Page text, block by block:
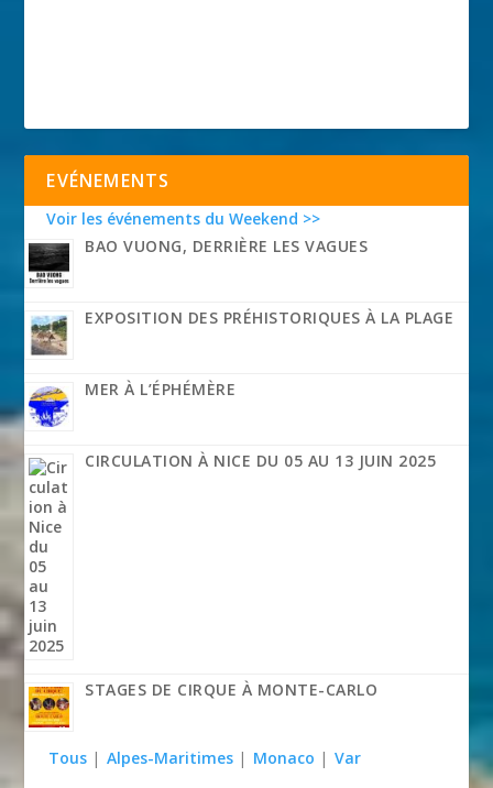
EVÉNEMENTS
Voir les événements du Weekend >>
BAO VUONG, DERRIÈRE LES VAGUES
EXPOSITION DES PRÉHISTORIQUES À LA PLAGE
MER À L’ÉPHÉMÈRE
CIRCULATION À NICE DU 05 AU 13 JUIN 2025
STAGES DE CIRQUE À MONTE-CARLO
Tous | Alpes-Maritimes | Monaco | Var